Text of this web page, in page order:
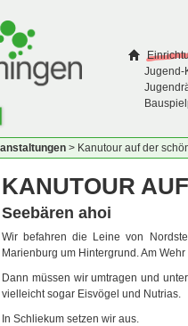
Jugend-
> Kanutour auf der
KANUTOUR
Seebären ahoi
Wir befahren die Leine von
Marienburg um Hintergrund. Am
Dann müssen wir umtragen und
vielleicht sogar Eisvögel und Nutrias.
In Schliekum setzen wir aus.